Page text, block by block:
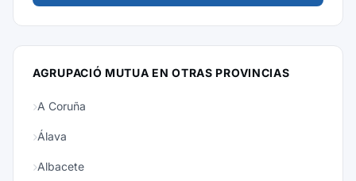
AGRUPACIÓ MUTUA EN OTRAS PROVINCIAS
A Coruña
Álava
Albacete